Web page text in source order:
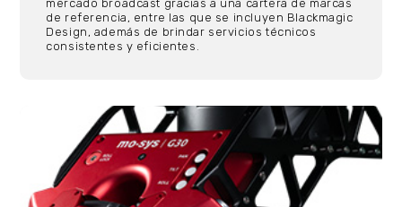
mercado broadcast gracias a una cartera de marcas
de referencia, entre las que se incluyen Blackmagic
Design, además de brindar servicios técnicos
consistentes y eficientes.